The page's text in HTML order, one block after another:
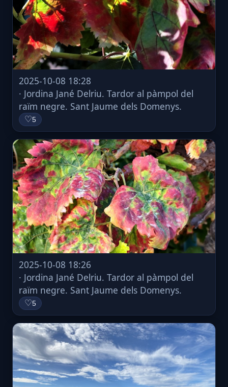
2025-10-08 18:28
· Jordina Jané Delriu. Tardor al pàmpol del
raïm negre. Sant Jaume dels Domenys.
♡5
2025-10-08 18:26
· Jordina Jané Delriu. Tardor al pàmpol del
raïm negre. Sant Jaume dels Domenys.
♡5